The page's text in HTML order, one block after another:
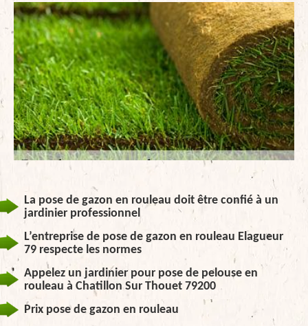
La pose de gazon en rouleau doit être confié à un
jardinier professionnel
L’entreprise de pose de gazon en rouleau Elagueur
79 respecte les normes
Appelez un jardinier pour pose de pelouse en
rouleau à Chatillon Sur Thouet 79200
Prix pose de gazon en rouleau